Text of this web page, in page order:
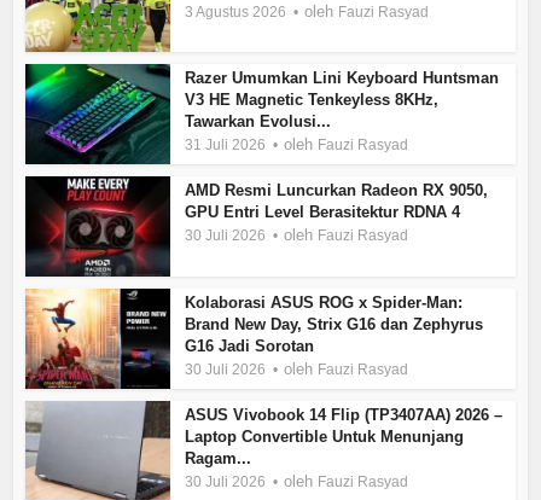
3 Agustus 2026 oleh Fauzi Rasyad
Razer Umumkan Lini Keyboard Huntsman
V3 HE Magnetic Tenkeyless 8KHz,
Tawarkan Evolusi...
31 Juli 2026 oleh Fauzi Rasyad
AMD Resmi Luncurkan Radeon RX 9050,
GPU Entri Level Berasitektur RDNA 4
30 Juli 2026 oleh Fauzi Rasyad
Kolaborasi ASUS ROG x Spider-Man:
Brand New Day, Strix G16 dan Zephyrus
G16 Jadi Sorotan
30 Juli 2026 oleh Fauzi Rasyad
ASUS Vivobook 14 Flip (TP3407AA) 2026 –
Laptop Convertible Untuk Menunjang
Ragam...
30 Juli 2026 oleh Fauzi Rasyad